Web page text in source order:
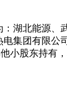
北能源、武
集团有限公
小股东持有，